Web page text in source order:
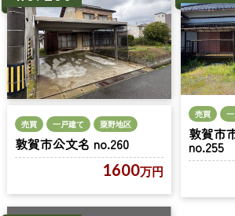
売買 一戸建て 粟野地区
敦賀市公文名 no.260
1600万円
売買
敦賀市
no.255